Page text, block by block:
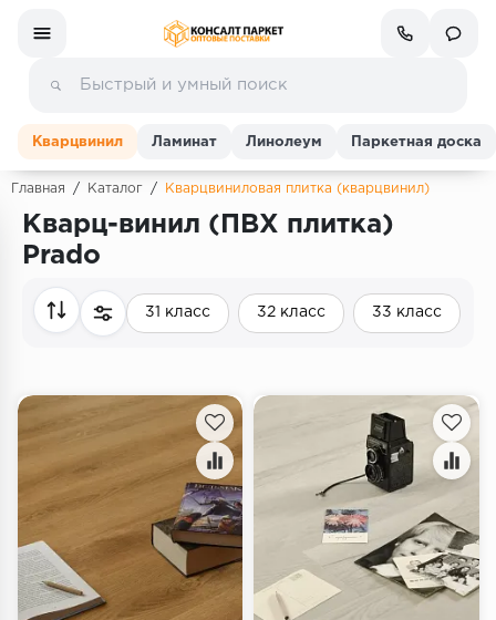
Ламинат
Линолеум
Инженерная доска
Террасная доска
Пробковое покрытие
Ковровая плитка
Кварцвинил Ламинат Линолеум Паркетная доска
Главная / Каталог / Кварцвиниловая плитка (кварцвинил)
Кварц-винил (ПВХ плитка)
Prado
31 класс 32 класс 33 класс